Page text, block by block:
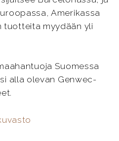
Amerikassa
tuotteita myydään yli
Suomessa
alla olevan Genwec-